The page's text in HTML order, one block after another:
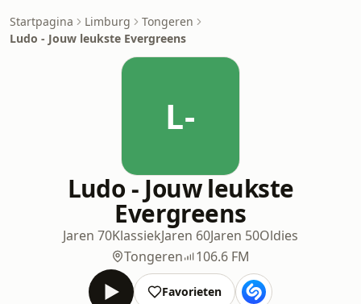
Startpagina Limburg
Tongeren
Ludo - Jouw leukste Evergreens
L-
Ludo - Jouw leukste
Evergreens
Jaren 70KlassiekJaren 60Jaren 50Oldies
Tongeren
106.6 FM
Favorieten